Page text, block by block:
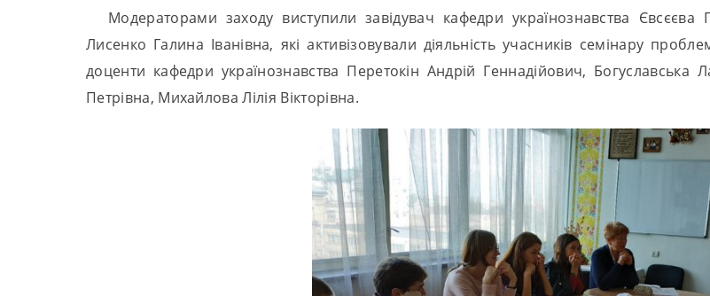
Модераторами заходу виступили завідувач кафедри українознавства
Лисенко Галина Іванівна, які активізовували діяльність учасників семінару
доценти кафедри українознавства Перетокін Андрій Геннадійович, Богуславська
Петрівна, Михайлова Лілія Вікторівна.